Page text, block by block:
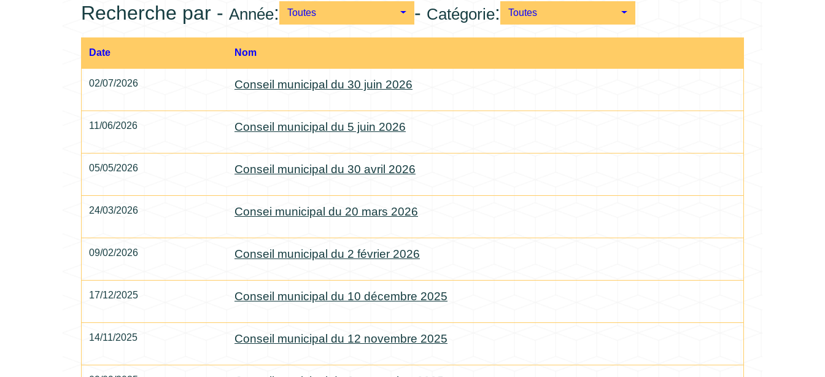
Recherche par - Année: Toutes - Catégorie: Toutes
Date Nom
02/07/2026 Conseil municipal du 30 juin 2026
11/06/2026 Conseil municipal du 5 juin 2026
05/05/2026 Conseil municipal du 30 avril 2026
24/03/2026 Consei municipal du 20 mars 2026
09/02/2026 Conseil municipal du 2 février 2026
17/12/2025 Conseil municipal du 10 décembre 2025
14/11/2025 Conseil municipal du 12 novembre 2025